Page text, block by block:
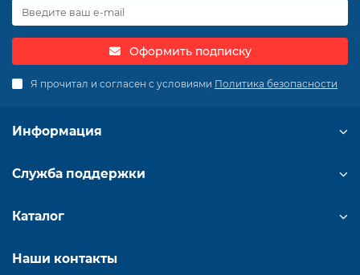
Оформить подписку
Я прочитал и согласен с условиями Политика безопасности
Информация
Служба поддержки
Каталог
Наши контакты